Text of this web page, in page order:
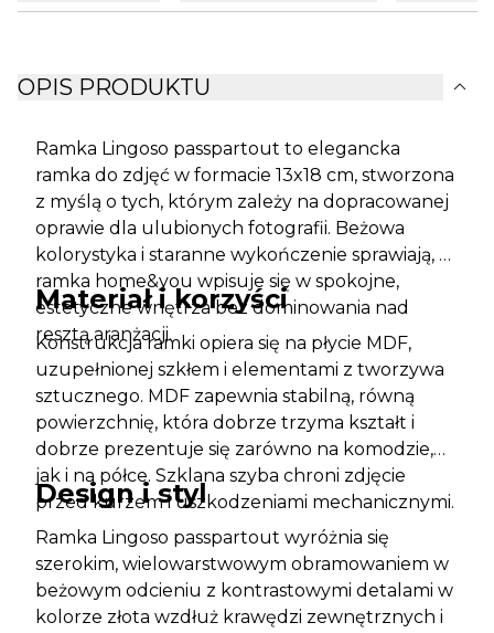
OPIS PRODUKTU expand_more
Ramka Lingoso passpartout to elegancka
ramka do zdjęć w formacie 13x18 cm, stworzona
z myślą o tych, którym zależy na dopracowanej
oprawie dla ulubionych fotografii. Beżowa
kolorystyka i staranne wykończenie sprawiają, że
ramka home&you wpisuje się w spokojne,
estetyczne wnętrza bez dominowania nad
resztą aranżacji.
Materiał i korzyści
Konstrukcja ramki opiera się na płycie MDF,
uzupełnionej szkłem i elementami z tworzywa
sztucznego. MDF zapewnia stabilną, równą
powierzchnię, która dobrze trzyma kształt i
dobrze prezentuje się zarówno na komodzie,
jak i na półce. Szklana szyba chroni zdjęcie
przed kurzem i uszkodzeniami mechanicznymi.
Design i styl
Ramka Lingoso passpartout wyróżnia się
szerokim, wielowarstwowym obramowaniem w
beżowym odcieniu z kontrastowymi detalami w
kolorze złota wzdłuż krawędzi zewnętrznych i